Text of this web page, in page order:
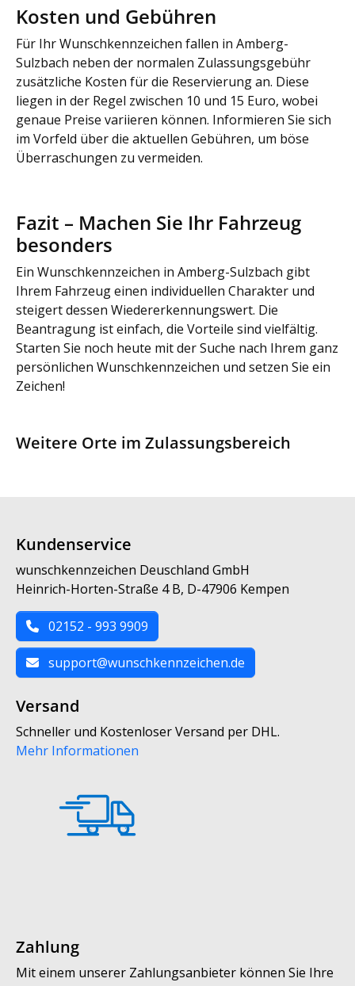
Kosten und Gebühren
Für Ihr Wunschkennzeichen fallen in Amberg-
Sulzbach neben der normalen Zulassungsgebühr
zusätzliche Kosten für die Reservierung an. Diese
liegen in der Regel zwischen 10 und 15 Euro, wobei
genaue Preise variieren können. Informieren Sie sich
im Vorfeld über die aktuellen Gebühren, um böse
Überraschungen zu vermeiden.
Fazit – Machen Sie Ihr Fahrzeug
besonders
Ein Wunschkennzeichen in Amberg-Sulzbach gibt
Ihrem Fahrzeug einen individuellen Charakter und
steigert dessen Wiedererkennungswert. Die
Beantragung ist einfach, die Vorteile sind vielfältig.
Starten Sie noch heute mit der Suche nach Ihrem ganz
persönlichen Wunschkennzeichen und setzen Sie ein
Zeichen!
Weitere Orte im Zulassungsbereich
Kundenservice
wunschkennzeichen Deuschland GmbH
Heinrich-Horten-Straße 4 B, D-47906 Kempen
02152 - 993 9909
support@wunschkennzeichen.de
Versand
Schneller und Kostenloser Versand per DHL.
Mehr Informationen
Zahlung
Mit einem unserer Zahlungsanbieter können Sie Ihre